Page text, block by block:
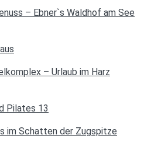
– Ebner`s Waldhof am See
– Urlaub im Harz
im Schatten der Zugspitze